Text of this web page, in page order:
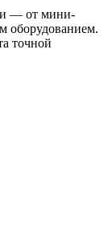
— от мини-
оборудованием.
точной